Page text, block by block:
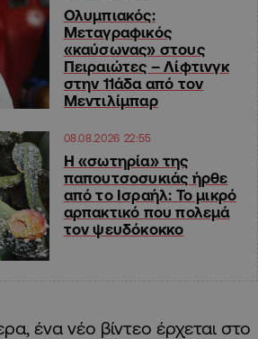
Ολυμπιακός:
Μεταγραφικός
«καύσωνας» στους
Πειραιώτες – Λίφτινγκ
στην 11άδα από τον
Μεντιλίμπαρ
08.08.2026 22:55
Η «σωτηρία» της
παπουτσοσυκιάς ήρθε
από το Ισραήλ: Το μικρό
αρπακτικό που πολεμά
τον ψευδόκοκκο
ένα νέο βίντεο έρχεται στο